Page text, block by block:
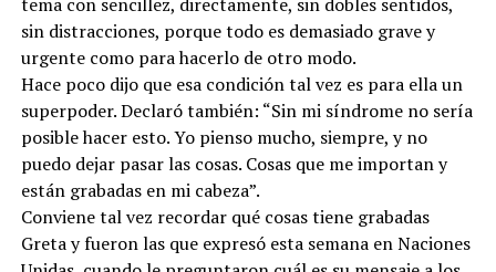
sin distracciones, porque todo es demasiado grave y
urgente como para hacerlo de otro modo.
Hace poco dijo que esa condición tal vez es para ella un
superpoder. Declaró también: “Sin mi síndrome no sería
posible hacer esto. Yo pienso mucho, siempre, y no
puedo dejar pasar las cosas. Cosas que me importan y
están grabadas en mi cabeza”.
Conviene tal vez recordar qué cosas tiene grabadas
Greta y fueron las que expresó esta semana en Naciones